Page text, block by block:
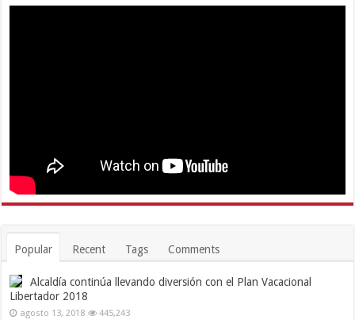
Popular Recent Tags Comments
Alcaldía continúa llevando diversión con el Plan Vacacional
Libertador 2018
agosto 13, 2018 445,243